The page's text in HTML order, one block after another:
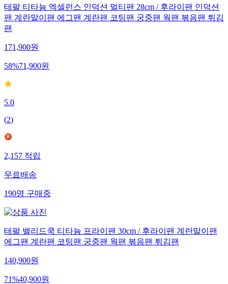
테팔 티타늄 엑셀런스 인덕션 멀티팬 28cm / 후라이팬 인덕션
팬 계란말이팬 에그팬 계란팬 코팅팬 궁중팬 웍팬 볶음팬 튀김
팬
171,900원
58%71,900원
5.0
(2)
2,157적립
무료배송
190명구매중
테팔 밸리드쿡 티타늄 프라이팬 30cm / 후라이팬 계란말이팬
에그팬 계란팬 코팅팬 궁중팬 웍팬 볶음팬 튀김팬
140,900원
71%40,900원